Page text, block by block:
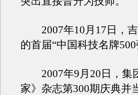
2007年10月17日，吉
的首届“中国科技名牌500
2007年9月20日，集
家》杂志第300期庆典并